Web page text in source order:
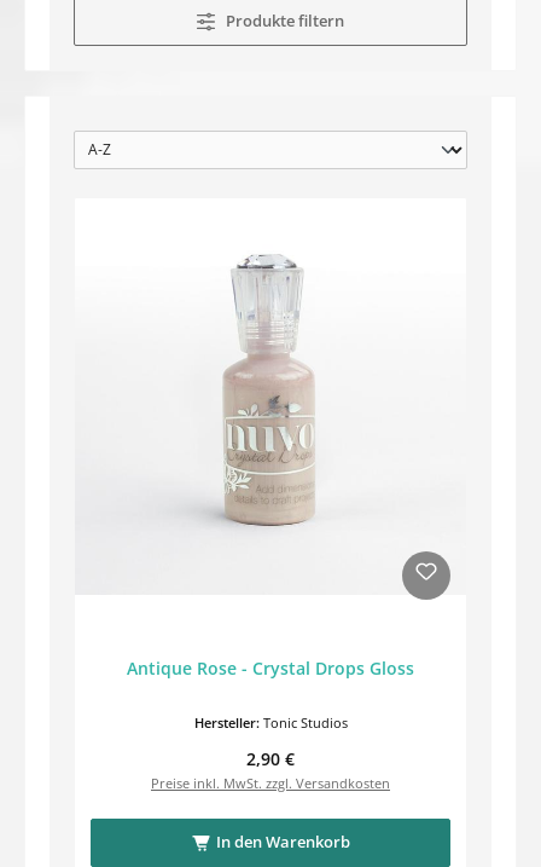
Produkte filtern
Antique Rose - Crystal Drops Gloss
Hersteller: Tonic Studios
Regulärer Preis:
2,90 €
Preise inkl. MwSt. zzgl. Versandkosten
In den Warenkorb